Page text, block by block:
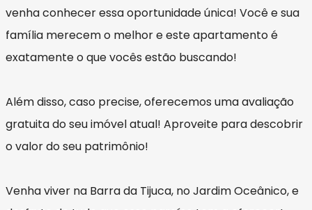
venha conhecer essa oportunidade única! Você e sua
família merecem o melhor e este apartamento é
exatamente o que vocês estão buscando!
Além disso, caso precise, oferecemos uma avaliação
gratuita do seu imóvel atual! Aproveite para descobrir
o valor do seu patrimônio!
Venha viver na Barra da Tijuca, no Jardim Oceânico, e